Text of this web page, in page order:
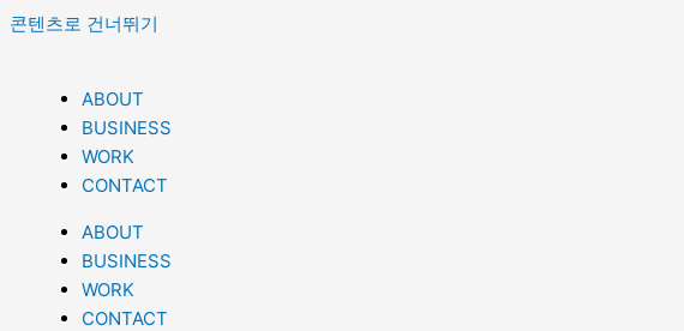
콘텐츠로 건너뛰기
ABOUT
BUSINESS
WORK
CONTACT
ABOUT
BUSINESS
WORK
CONTACT